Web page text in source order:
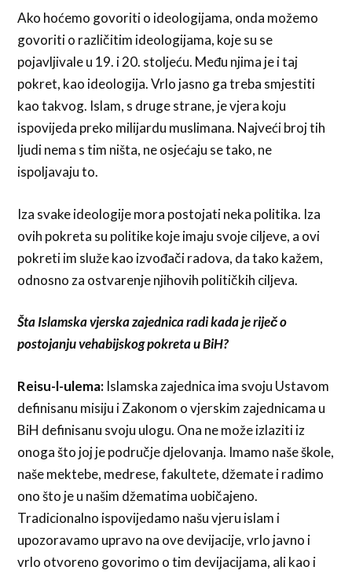
Ako hoćemo govoriti o ideologijama, onda možemo
govoriti o različitim ideologijama, koje su se
pojavljivale u 19. i 20. stoljeću. Među njima je i taj
pokret, kao ideologija. Vrlo jasno ga treba smjestiti
kao takvog. Islam, s druge strane, je vjera koju
ispovijeda preko milijardu muslimana. Najveći broj tih
ljudi nema s tim ništa, ne osjećaju se tako, ne
ispoljavaju to.
Iza svake ideologije mora postojati neka politika. Iza
ovih pokreta su politike koje imaju svoje ciljeve, a ovi
pokreti im služe kao izvođači radova, da tako kažem,
odnosno za ostvarenje njihovih političkih ciljeva.
Šta Islamska vjerska zajednica radi kada je riječ o
postojanju vehabijskog pokreta u BiH?
Reisu-l-ulema: Islamska zajednica ima svoju Ustavom
definisanu misiju i Zakonom o vjerskim zajednicama u
BiH definisanu svoju ulogu. Ona ne može izlaziti iz
onoga što joj je područje djelovanja. Imamo naše škole,
naše mektebe, medrese, fakultete, džemate i radimo
ono što je u našim džematima uobičajeno.
Tradicionalno ispovijedamo našu vjeru islam i
upozoravamo upravo na ove devijacije, vrlo javno i
vrlo otvoreno govorimo o tim devijacijama, ali kao i